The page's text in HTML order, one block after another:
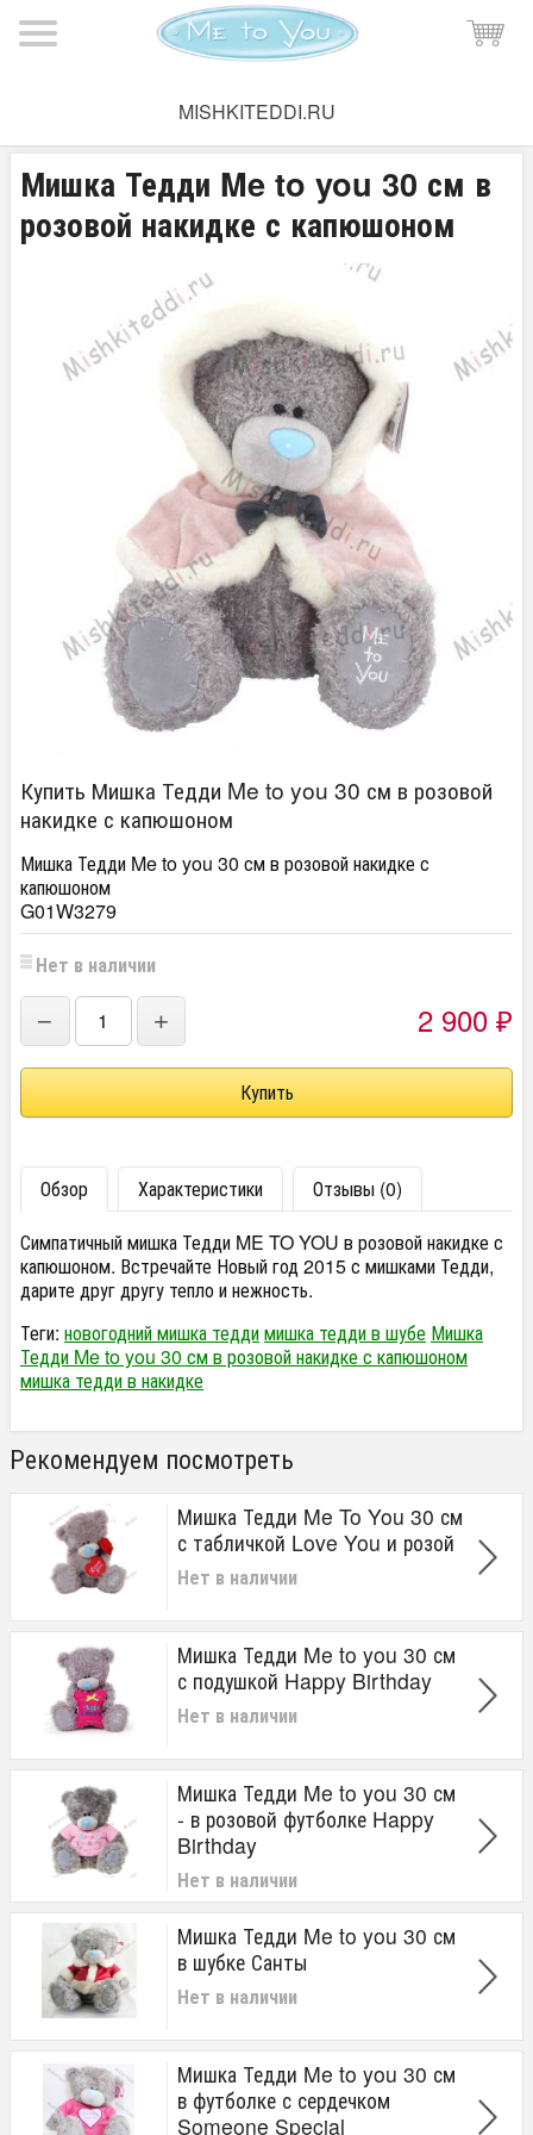
MISHKITEDDI.RU
Мишка Тедди Me to you 30 см в
розовой накидке с капюшоном
Купить Мишка Тедди Me to you 30 см в розовой
накидке с капюшоном
Мишка Тедди Me to you 30 см в розовой накидке с
капюшоном
G01W3279
Нет в наличии
− + 2 900 ₽
Обзор Характеристики
Отзывы (0)
Симпатичный мишка Тедди ME TO YOU в розовой накидке с
капюшоном. Встречайте Новый год 2015 с мишками Тедди,
дарите друг другу тепло и нежность.
Теги: новогодний мишка теддимишка тедди в шубе Мишка
Тедди Me to you 30 см в розовой накидке с капюшоном
мишка тедди в накидке
Рекомендуем посмотреть
Мишка Тедди Me To You 30 см
с табличкой Love You и розой
Нет в наличии
Мишка Тедди Me to you 30 см
с подушкой Happy Birthday
Нет в наличии
Мишка Тедди Me to you 30 см
- в розовой футболке Happy
Birthday
Нет в наличии
Мишка Тедди Me to you 30 см
в шубке Санты
Нет в наличии
Мишка Тедди Me to you 30 см
в футболке с сердечком
Someone Special